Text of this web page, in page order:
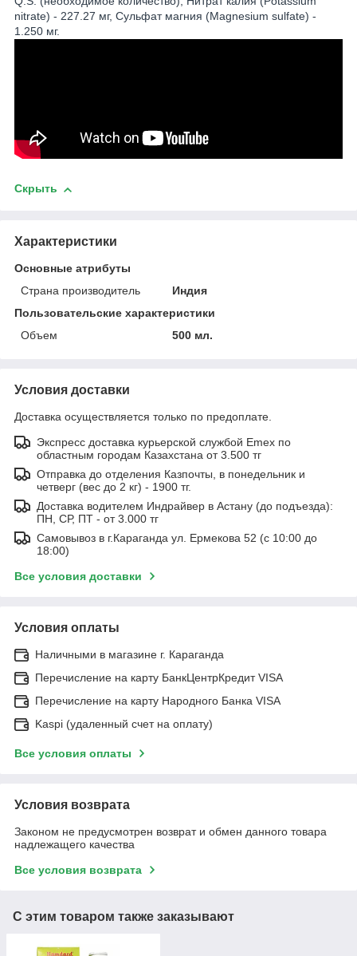
nitrate) - 227.27 мг, Сульфат магния (Magnesium sulfate) -
1.250 мг.
Скрыть
Характеристики
Основные атрибуты
Страна производитель
Индия
Пользовательские характеристики
Объем
500 мл.
Условия доставки
Доставка осуществляется только по предоплате.
Экспресс доставка курьерской службой Emex по
областным городам Казахстана от 3.500 тг
Отправка до отделения Казпочты, в понедельник и
четверг (вес до 2 кг) - 1900 тг.
Доставка водителем Индрайвер в Астану (до подъезда):
ПН, СР, ПТ - от 3.000 тг
Самовывоз в г.Караганда ул. Ермекова 52 (с 10:00 до
18:00)
Все условия доставки
Условия оплаты
Наличными в магазине г. Караганда
Перечисление на карту БанкЦентрКредит VISA
Перечисление на карту Народного Банка VISA
Kaspi (удаленный счет на оплату)
Все условия оплаты
Условия возврата
Законом не предусмотрен возврат и обмен данного товара
надлежащего качества
Все условия возврата
С этим товаром также заказывают